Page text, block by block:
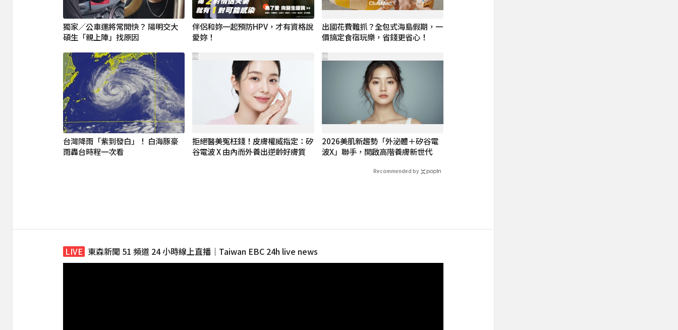
獨家／公車運將常開快？ 陽明交大
碩生「親上陣」找原因
伴侶和妳一起預防HPV，才有資格說
愛妳！
出國花費難抓？全包式海島假期，一
價搞定食宿玩樂，省錢更省心！
台灣降雨「紫到發白」！ 白海豚豪
雨轟台時程一次看
拒絕醫美冤枉錢！皮膚權威指定：矽
谷電波 X 由內而外養出逆齡好膚質
PR
2026美肌新趨勢「外泌體＋矽谷電
波X」聯手，開啟高階養膚新世代
PR
Recommended by
東森新聞 51 頻道 24 小時線上直播｜Taiwan EBC 24h live news